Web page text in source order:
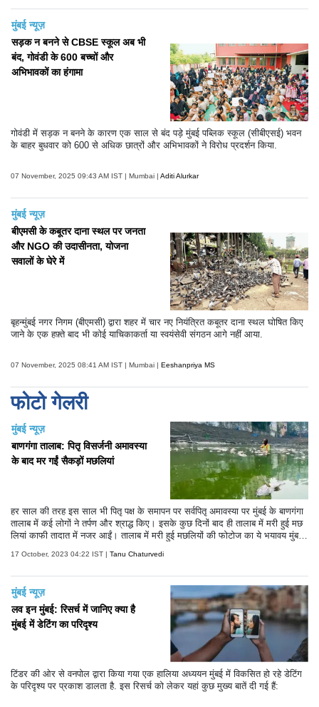
मुंबई न्यूज़
सड़क न बनने से CBSE स्कूल अब भी
बंद, गोवंडी के 600 बच्चों और
अभिभावकों का हंगामा
गोवंडी में सड़क न बनने के कारण एक साल से बंद पड़े मुंबई पब्लिक स्कूल (सीबीएसई) भवन
के बाहर बुधवार को 600 से अधिक छात्रों और अभिभावकों ने विरोध प्रदर्शन किया.
07 November, 2025 09:43 AM IST | Mumbai | Aditi Alurkar
मुंबई न्यूज़
बीएमसी के कबूतर दाना स्थल पर जनता
और NGO की उदासीनता, योजना
सवालों के घेरे में
बृहन्मुंबई नगर निगम (बीएमसी) द्वारा शहर में चार नए नियंत्रित कबूतर दाना स्थल घोषित किए
जाने के एक हफ़्ते बाद भी कोई याचिकाकर्ता या स्वयंसेवी संगठन आगे नहीं आया.
07 November, 2025 08:41 AM IST | Mumbai | Eeshanpriya MS
फोटो गेलरी
मुंबई न्यूज़
बाणगंगा तालाब: पितृ विसर्जनी अमावस्या
के बाद मर गईं सैकड़ों मछलियां
हर साल की तरह इस साल भी पितृ पक्ष के समापन पर सर्वपितृ अमावस्या पर मुंबई के बाणगंगा
तालाब में कई लोगों ने तर्पण और श्राद्ध किए। इसके कुछ दिनों बाद ही तालाब में मरी हुई मछ
लियां काफी तादात में नजर आईं। तालाब में मरी हुई मछलियों की फोटोज का ये भयावय मुंबई
17 October, 2023 04:22 IST | Tanu Chaturvedi
मुंबई न्यूज़
लव इन मुंबई: रिसर्च में जानिए क्या है
मुंबई में डेटिंग का परिदृश्य
टिंडर की ओर से वनपोल द्वारा किया गया एक हालिया अध्ययन मुंबई में विकसित हो रहे डेटिंग
के परिदृश्य पर प्रकाश डालता है. इस रिसर्च को लेकर यहां कुछ मुख्य बातें दी गई हैं: